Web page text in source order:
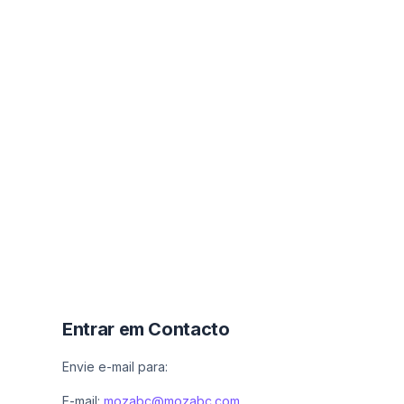
Entrar em Contacto
Envie e-mail para: